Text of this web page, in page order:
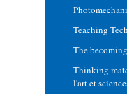
Teaching
The
Thinking
l'art et